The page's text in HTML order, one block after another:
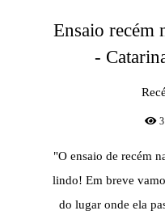
Ensaio recém
-
"O ensaio de recém
lindo! Em breve
do lugar onde ela